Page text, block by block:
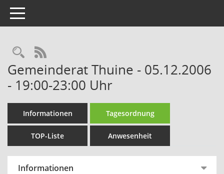
Toggle navigation
Rechercheauswahl
RSS-Feed
Gemeinderat Thuine - 05.12.2006
- 19:00-23:00 Uhr
Informationen Tagesordnung
TOP-Liste Anwesenheit
Informationen